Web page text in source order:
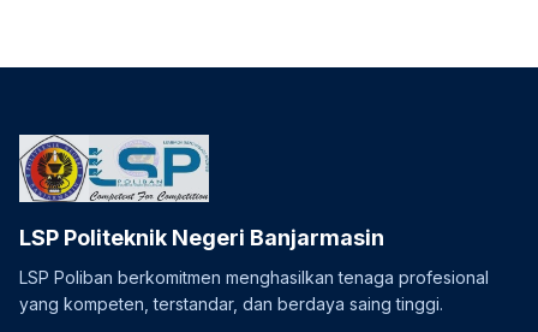
LSP Politeknik Negeri Banjarmasin
LSP Poliban berkomitmen menghasilkan tenaga profesional
yang kompeten, terstandar, dan berdaya saing tinggi.